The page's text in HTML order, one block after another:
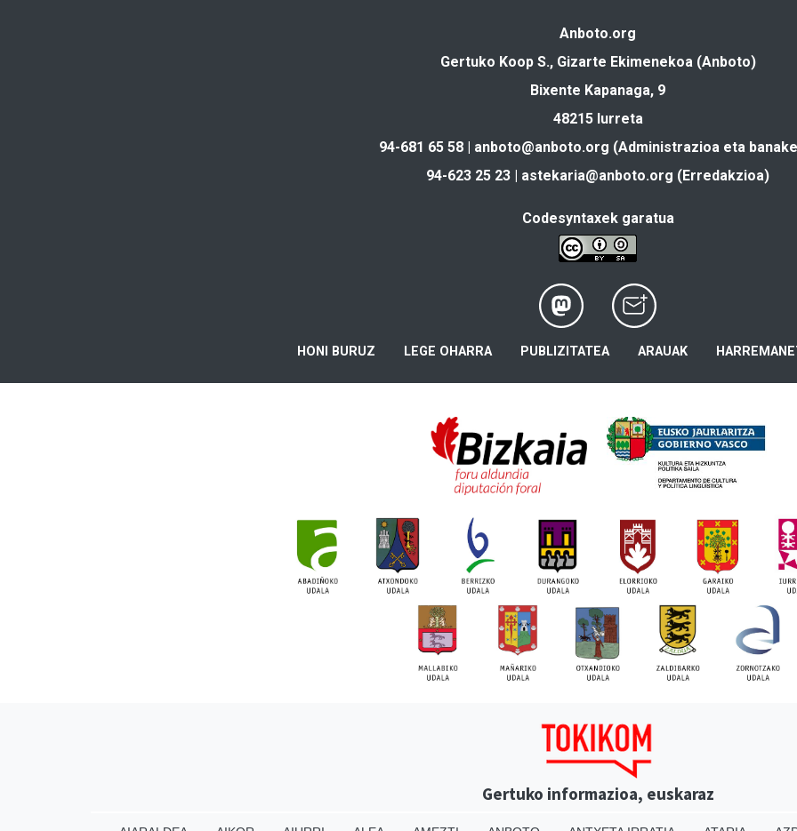
Anboto.org
Gertuko Koop S., Gizarte Ekimenekoa (Anboto)
Bixente Kapanaga, 9
48215 Iurreta
94-681 65 58 | anboto@anboto.org (Administrazioa eta
94-623 25 23 | astekaria@anboto.org (Erredakzioa)
Codesyntaxek garatua
HONI BURUZ LEGE OHARRA PUBLIZITATEA ARAUAK
Gertuko informazioa, euskaraz